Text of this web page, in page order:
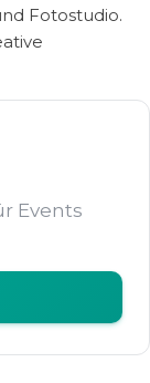
Fotostudio.
Events